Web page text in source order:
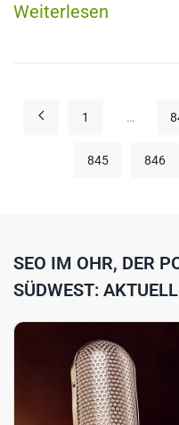
Weiterlesen
1 …
845 846
SEO IM OHR, DER
SÜDWEST: